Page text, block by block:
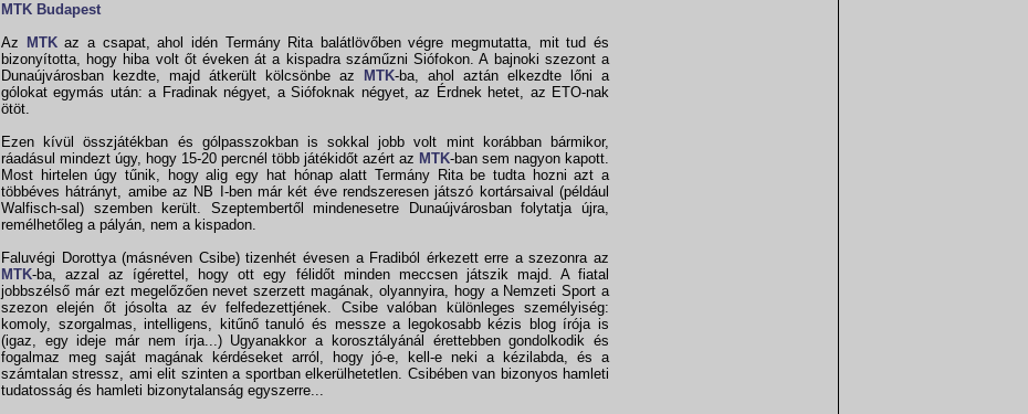
MTK Budapest
Az MTKaz a csapat, ahol idén Termány Rita balátlövőben végre megmutatta, mit tud és
bizonyította, hogy hiba volt őt éveken át a kispadra száműzni Siófokon. A bajnoki szezont a
Dunaújvárosban kezdte, majd átkerült kölcsönbe az
MTK-ba, ahol aztán elkezdte lőni a
gólokat egymás után: a Fradinak négyet, a Siófoknak négyet, az Érdnek hetet, az ETO-nak
ötöt.
Ezen kívül összjátékban és gólpasszokban is sokkal jobb volt mint korábban bármikor,
ráadásul mindezt úgy, hogy 15-20 percnél több játékidőt azért az MTK-ban sem nagyon kapott.
Most hirtelen úgy tűnik, hogy alig egy hat hónap alatt Termány Rita be tudta hozni azt a
többéves hátrányt, amibe az NB I-ben már két éve rendszeresen játszó kortársaival (például
Walfisch-sal) szemben került. Szeptembertől mindenesetre Dunaújvárosban folytatja újra,
remélhetőleg a pályán, nem a kispadon.
Faluvégi Dorottya (másnéven Csibe) tizenhét évesen a Fradiból érkezett erre a szezonra az
MTK-ba, azzal az ígérettel, hogy ott egy félidőt minden meccsen játszik majd. A fiatal
jobbszélső már ezt megelőzően nevet szerzett magának, olyannyira, hogy a Nemzeti Sport a
szezon elején őt jósolta az év felfedezettjének. Csibe valóban különleges személyiség:
komoly, szorgalmas, intelligens, kitűnő tanuló és messze a legokosabb kézis blog írója is
(igaz, egy ideje már nem írja...) Ugyanakkor a korosztályánál érettebben gondolkodik és
fogalmaz meg saját magának kérdéseket arról, hogy jó-e, kell-e neki a kézilabda, és a
számtalan stressz, ami elit szinten a sportban elkerülhetetlen. Csibében van bizonyos hamleti
tudatosság és hamleti bizonytalanság egyszerre...